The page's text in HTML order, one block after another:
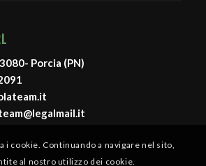
Porcia (PN)
i cookie. Continuando a navigare nel sito,
al nostro utilizzo dei cookie.